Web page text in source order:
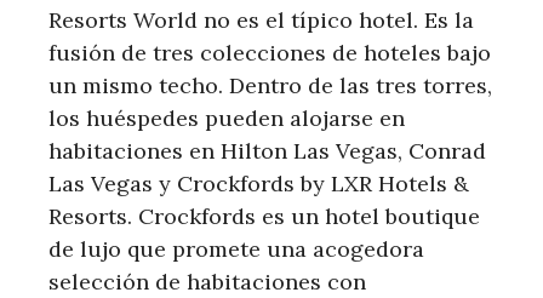
Resorts World no es el típico hotel. Es la
fusión de tres colecciones de hoteles bajo
un mismo techo. Dentro de las tres torres,
los huéspedes pueden alojarse en
habitaciones en Hilton Las Vegas, Conrad
Las Vegas y Crockfords by LXR Hotels &
Resorts. Crockfords es un hotel boutique
de lujo que promete una acogedora
selección de habitaciones con